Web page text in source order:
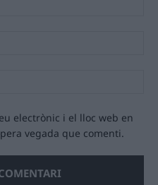
electrònic i el lloc web en
vegada que comenti.